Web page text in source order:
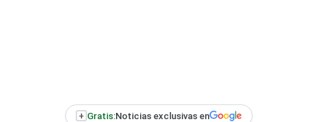
+ Gratis:Noticias exclusivas en